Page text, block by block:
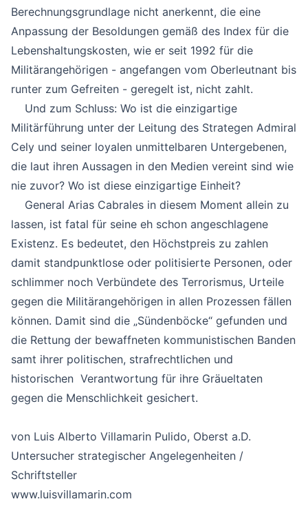
Berechnungsgrundlage nicht anerkennt, die eine
Anpassung der Besoldungen gemäß des Index für die
Lebenshaltungskosten, wie er seit 1992 für die
Militärangehörigen - angefangen vom Oberleutnant bis
runter zum Gefreiten - geregelt ist, nicht zahlt.
Und zum Schluss: Wo ist die einzigartige
Militärführung unter der Leitung des Strategen Admiral
Cely und seiner loyalen unmittelbaren Untergebenen,
die laut ihren Aussagen in den Medien vereint sind wie
nie zuvor? Wo ist diese einzigartige Einheit?
General Arias Cabrales in diesem Moment allein zu
lassen, ist fatal für seine eh schon angeschlagene
Existenz. Es bedeutet, den Höchstpreis zu zahlen
damit standpunktlose oder politisierte Personen, oder
schlimmer noch Verbündete des Terrorismus, Urteile
gegen die Militärangehörigen in allen Prozessen fällen
können. Damit sind die „Sündenböcke“ gefunden und
die Rettung der bewaffneten kommunistischen Banden
samt ihrer politischen, strafrechtlichen und
historischen Verantwortung für ihre Gräueltaten
gegen die Menschlichkeit gesichert.
von Luis Alberto Villamarin Pulido, Oberst a.D.
Untersucher strategischer Angelegenheiten /
Schriftsteller
www.luisvillamarin.com